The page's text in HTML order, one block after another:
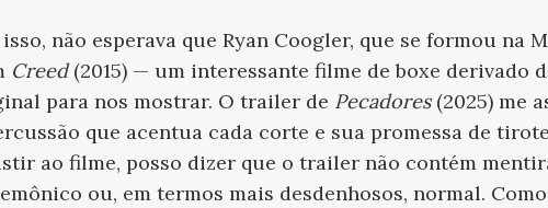
não esperava que Ryan Coogler, que se formou na
Creed(2015) — um interessante filme de boxe derivado
para nos mostrar. O trailer de Pecadores(2025) me
que acentua cada corte e sua promessa de
ao filme, posso dizer que o trailer não contém
ou, em termos mais desdenhosos, normal.